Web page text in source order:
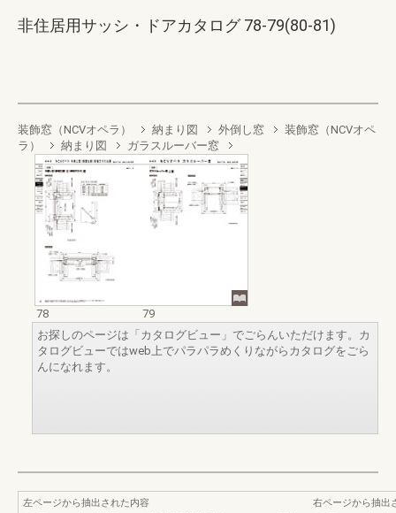
非住居用サッシ・ドアカタログ 78-79(80-81)
装飾窓（NCVオペラ） 納まり図 外倒し窓
装飾窓（NCVオペ
ラ）
納まり図 ガラスルーバー窓
78
79
お探しのページは「カタログビュー」でごらんいただけます。カ
タログビューではweb上でパラパラめくりながらカタログをごら
んになれます。
左ページから抽出された内容
右ページから抽出